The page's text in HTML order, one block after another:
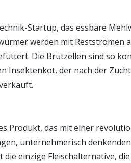
Startup, das essbare
werden mit Restströmen
Die Brutzellen sind so
Insektenkot, der nach der
Produkt, das mit einer
unternehmerisch
die einzige Fleischalternative,